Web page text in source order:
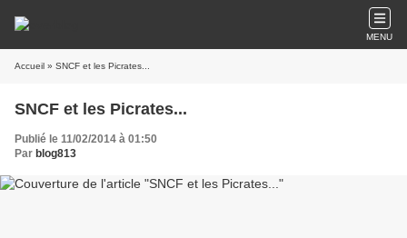
MENU
Accueil » SNCF et les Picrates...
SNCF et les Picrates...
Publié le 11/02/2014 à 01:50
Par blog813